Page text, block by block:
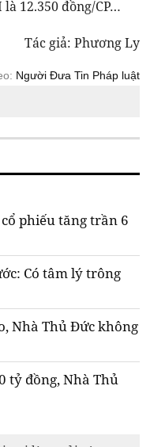
là 12.350 đồng/CP…
Tác giả: Phương Ly
Người Đưa Tin Pháp luật
phiếu tăng trần 6
Có tâm lý trông
Nhà Thủ Đức không
tỷ đồng, Nhà Thủ